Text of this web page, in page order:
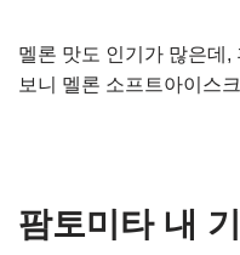
멜론 맛도 인기가 많은데
보니 멜론 소프트아이스
팜토미타 내